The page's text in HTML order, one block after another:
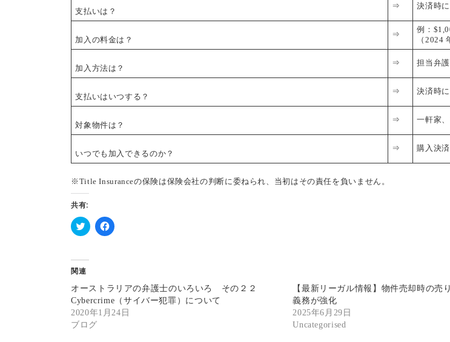
支払いは？
⇒ 決済時
加入の料金は？
⇒
例：
（2024
加入方法は？
⇒ 担当弁
支払いはいつする？
⇒ 決済時
対象物件は？
⇒ 一軒家
いつでも加入できるのか？
⇒ 購入決
※Title Insuranceの保険は保険会社の判断に委ねられ、当初はその責任を負いません。
共有:
ク
ク
し
て
T
w
i
t
t
e
r
F
o
k
で
共
有
関連
オーストラリアの弁護士のいろいろ その２２
Cybercrime（サイバー犯罪）について
2020年1月24日
ブログ
【最新リーガル情報】物件売却時の売
義務が強化
2025年6月29日
Uncategorised